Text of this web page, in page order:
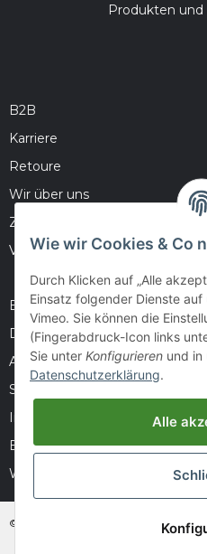
Produkten
B2B
Karriere
Retoure
Wir über uns
Zahlungsmöglichkeiten
Versandinformationen
Barrierefreiheitserklärung
Datenschutz
AGB
Sitemap
Impressum
Batteriegesetzhinweise
Widerrufsrecht
© huntivity-group.at
Wie wir Cookies & Co
Durch Klicken auf „Alle
Einsatz folgender Dienste auf
Vimeo. Sie können die
(Fingerabdruck-Icon links
Sie unter Konfigurieren und in
Datenschutzerklärung.
Alle